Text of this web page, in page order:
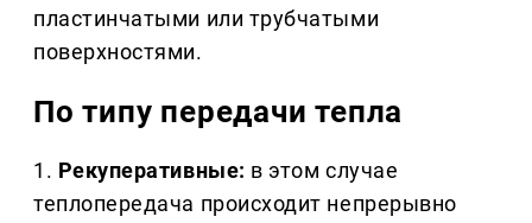
пластинчатыми или трубчатыми
поверхностями.
По типу передачи тепла
1. Рекуперативные: в этом случае
теплопередача происходит непрерывно